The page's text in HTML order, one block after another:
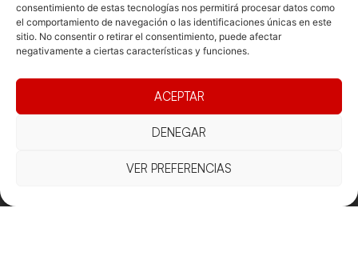
consentimiento de estas tecnologías nos permitirá procesar datos como
el comportamiento de navegación o las identificaciones únicas en este
sitio. No consentir o retirar el consentimiento, puede afectar
negativamente a ciertas características y funciones.
ACEPTAR
DENEGAR
VER PREFERENCIAS
Competicions
Competiciones
Pista
Playa
Documentacio
Funcionament
Transparència
Contacte
Jonqueres,